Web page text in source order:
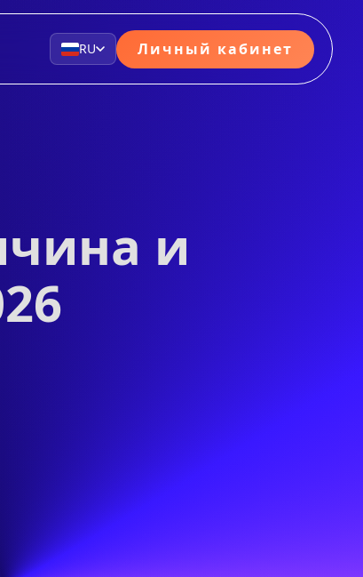
RU Личный кабинет
и